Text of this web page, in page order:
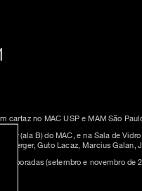
cartaz no MAC USP e MAM São
(ala B) do MAC, e na Sala de
Guto Lacaz, Marcius
(setembro e novembro